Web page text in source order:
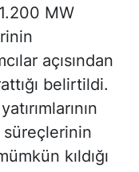
MW
açısından
belirtildi.
süreçlerinin
kıldığı